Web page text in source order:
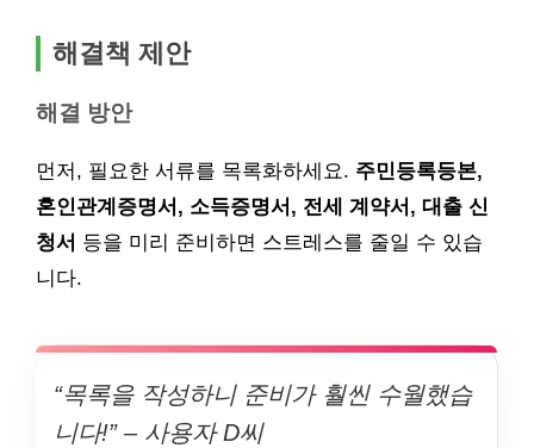
해결책 제안
해결 방안
먼저, 필요한 서류를 목록화하세요. 주민등록등본,
혼인관계증명서, 소득증명서, 전세 계약서, 대출 신
청서 등을 미리 준비하면 스트레스를 줄일 수 있습
니다.
“목록을 작성하니 준비가 훨씬 수월했습
니다!” – 사용자 D씨